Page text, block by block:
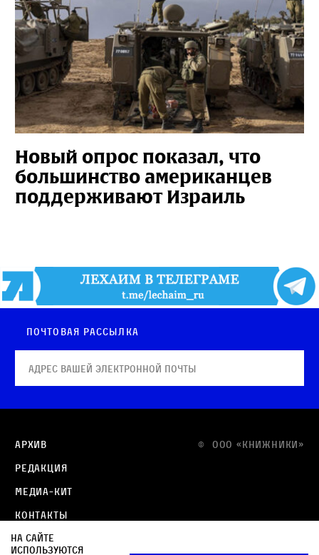
Новый опрос показал, что
большинство американцев
поддерживают Израиль
Почтовая рассылка
© OOO «КНИЖНИКИ»
Архив
Редакция
Медиа-кит
Контакты
Политика в отношении обработки персональных
данных
На сайте
используются